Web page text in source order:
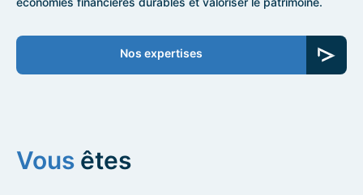
Nos expertises
Vous êtes